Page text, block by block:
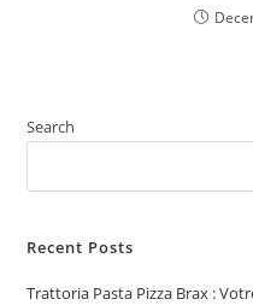
Search
Recent Posts
Trattoria Pasta Pizza Brax :